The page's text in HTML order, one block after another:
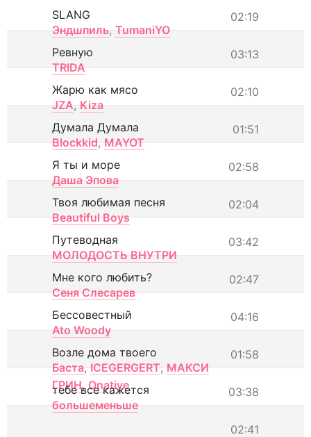
02:19
SLANG
Эндшпиль, TumaniYO
03:13
Ревную
TRIDA
02:10
Жарю как мясо
JZA, Kiza
01:51
Думала Думала
Blockkid, MAYOT
02:58
Я ты и море
Даша Эпова
02:04
Твоя любимая песня
Beautiful Boys
03:42
Путеводная
МОЛОДОСТЬ ВНУТРИ
02:47
Мне кого любить?
Сеня Слесарев
04:16
Бессовестный
Ato Woody
01:58
Возле дома твоего
Баста, ICEGERGERT, МАКСИ
ГРИН, Onative 03:38
тебе все кажется
большеменьше
02:41